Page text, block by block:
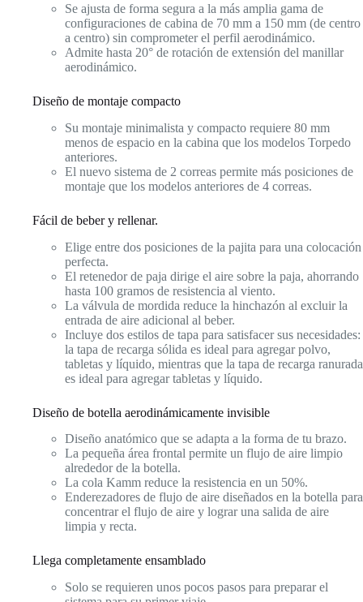
Se ajusta de forma segura a la más amplia gama de
configuraciones de cabina de 70 mm a 150 mm (de centro
a centro) sin comprometer el perfil aerodinámico.
Admite hasta 20° de rotación de extensión del manillar
aerodinámico.
Diseño de montaje compacto
Su montaje minimalista y compacto requiere 80 mm
menos de espacio en la cabina que los modelos Torpedo
anteriores.
El nuevo sistema de 2 correas permite más posiciones de
montaje que los modelos anteriores de 4 correas.
Fácil de beber y rellenar.
Elige entre dos posiciones de la pajita para una colocación
perfecta.
El retenedor de paja dirige el aire sobre la paja, ahorrando
hasta 100 gramos de resistencia al viento.
La válvula de mordida reduce la hinchazón al excluir la
entrada de aire adicional al beber.
Incluye dos estilos de tapa para satisfacer sus necesidades:
la tapa de recarga sólida es ideal para agregar polvo,
tabletas y líquido, mientras que la tapa de recarga ranurada
es ideal para agregar tabletas y líquido.
Diseño de botella aerodinámicamente invisible
Diseño anatómico que se adapta a la forma de tu brazo.
La pequeña área frontal permite un flujo de aire limpio
alrededor de la botella.
La cola Kamm reduce la resistencia en un 50%.
Enderezadores de flujo de aire diseñados en la botella para
concentrar el flujo de aire y lograr una salida de aire
limpia y recta.
Llega completamente ensamblado
Solo se requieren unos pocos pasos para preparar el